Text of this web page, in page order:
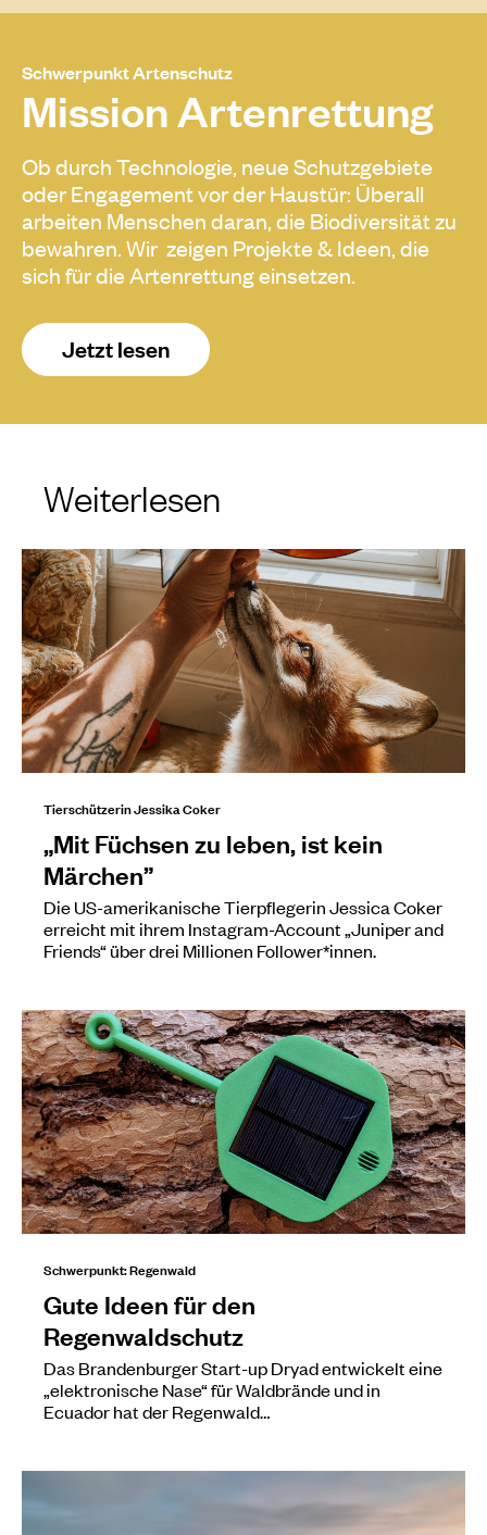
Schwerpunkt Artenschutz
Mission Artenrettung
Ob durch Technologie, neue Schutzgebiete
oder Engagement vor der Haustür: Überall
arbeiten Menschen daran, die Biodiversität zu
bewahren. Wir zeigen Projekte & Ideen, die
sich für die Artenrettung einsetzen.
Jetzt lesen
Weiterlesen
Tierschützerin Jessika Coker
„Mit Füchsen zu leben, ist kein
Märchen”
Die US-amerikanische Tierpflegerin Jessica Coker
erreicht mit ihrem Instagram-Account „Juniper and
Friends“ über drei Millionen Follower*innen.
Schwerpunkt: Regenwald
Gute Ideen für den
Regenwaldschutz
Das Brandenburger Start-up Dryad entwickelt eine
„elektronische Nase“ für Waldbrände und in
Ecuador hat der Regenwald…